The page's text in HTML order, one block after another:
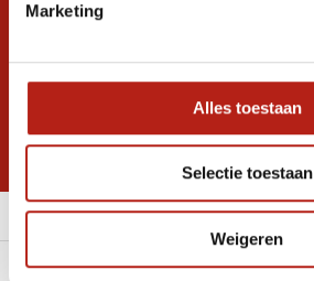
Marketing
Alles toestaan
Selectie toestaan
Weigeren
promoties
* Lees hier de wettelijke beperkingen
Meer informatie
Klantenservice